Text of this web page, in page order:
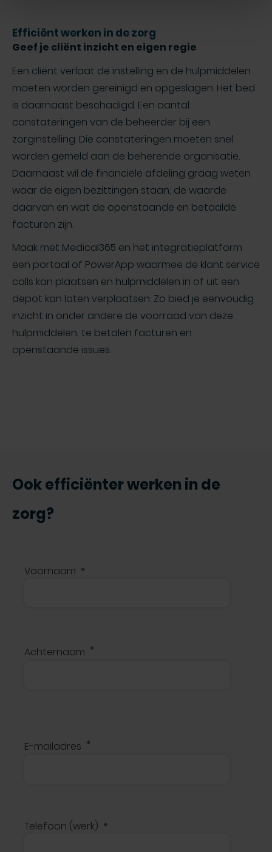
Efficiënt werken in de zorg
Geef je cliënt inzicht en eigen regie
Een cliënt verlaat de instelling en de hulpmiddelen
moeten worden gereinigd en opgeslagen. Het bed
is daarnaast beschadigd. Een aantal
constateringen van de beheerder bij een
zorginstelling. Die constateringen moeten snel
worden gemeld aan de beherende organisatie.
Daarnaast wil de financiële afdeling graag weten
waar de eigen bezittingen staan, de waarde
daarvan en wat de openstaande en betaalde
facturen zijn.
Maak met Medical365 en het integratieplatform
een portaal of PowerApp waarmee de klant service
calls kan plaatsen en hulpmiddelen in of uit een
depot kan laten verplaatsen. Zo bied je eenvoudig
inzicht in onder andere de voorraad van deze
hulpmiddelen, te betalen facturen en
openstaande issues.
Ook efficiënter werken in de
zorg?
Voornaam
Achternaam
E-mailadres
Telefoon (werk)